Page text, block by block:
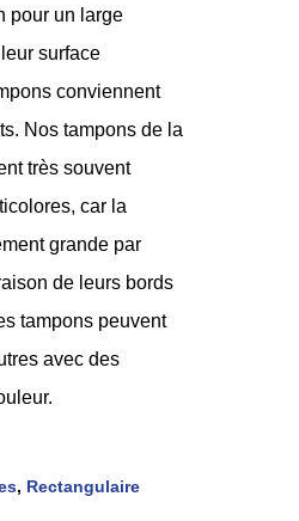
pour un large
surface
conviennent
Nos tampons de la
très souvent
car la
grande par
de leurs bords
tampons peuvent
avec des
, Rectangulaire